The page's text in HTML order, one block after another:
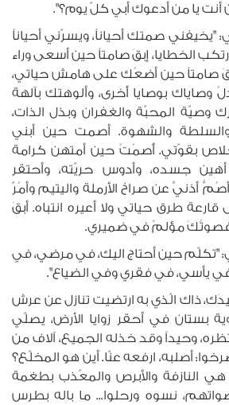
أنت يا من أدعوك أبي كلّ يوم؟".
صمتك أحياناً، ويسرّني أحياناً
الخطايا، إبقَ صامتاً حين أسعى وراء
صامتاً حين أضعُك على هامش حياتي،
وصاياك بوصايا أُخرى، وألوهتك بآلهة
وصيّة المحبّة والغفران وبذل الذات،
والشهوة. أصمت حين أبني
بقوّتي. أُصمُتْ حين أمتهن كرامة
جسده، وأدوس حريّته، وأحتقر
أذنيَّ عن صراخ الأرملة واليتيم وأمُرّ
طرق حياتي ولا أعيره انتباه. أبقَ
فصوتُكَ مؤلمٌ في ضميري.
حين أحتاج اليك، في مرضي، في
يأسي، في فقري وفي الضياع".
ذاك الّذي به ارتضيت تنازل عن عرش
بستان في أحقر زوايا الأرض، يصلّي
وحيداً وقد خذله الجميع، آلاف من
أصلبه، ارفعه عنّا. أين هو المخلّع؟
النازفة والأبرص والمعّذب بطغمة
نسوه ورحلوا... ما باله بطرس